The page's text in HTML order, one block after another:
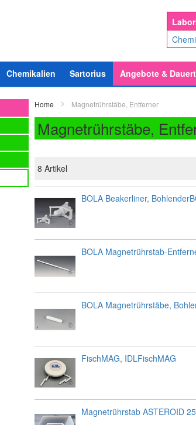
Chemikalien Sartorius Angebote &
Home Magnetrührstäbe, Entferner
Magnetrührstäbe,
8 Artikel
BOLA Beakerliner,
BOLA Magnetrührstab-
BOLA Magnetrührstäbe,
FischMAG, IDLFischMAG
Magnetrührstab ASTEROID